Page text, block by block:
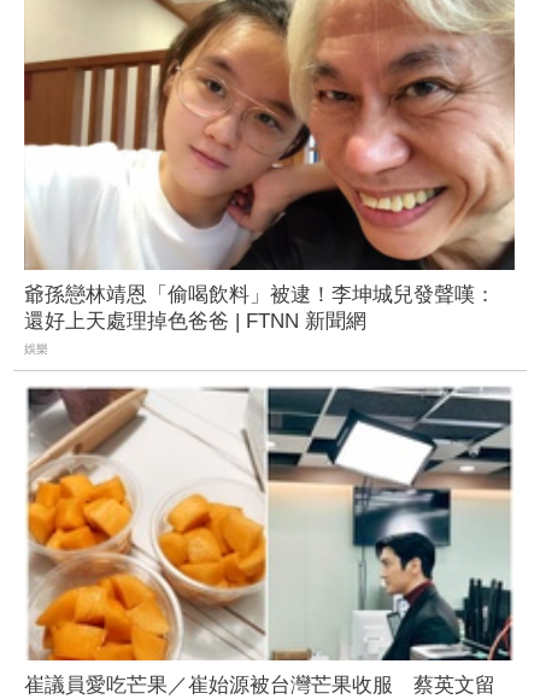
爺孫戀林靖恩「偷喝飲料」被逮！李坤城兒發聲嘆：
還好上天處理掉色爸爸 | FTNN 新聞網
娛樂
崔議員愛吃芒果／崔始源被台灣芒果收服 蔡英文留